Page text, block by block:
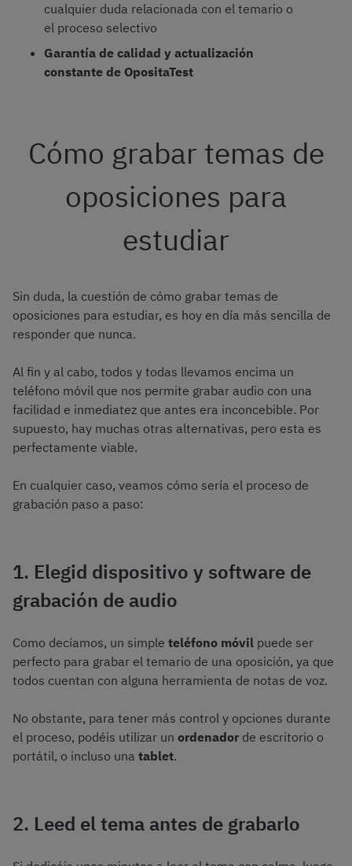
cualquier duda relacionada con el temario o
el proceso selectivo
Garantía de calidad y actualización
constante de OpositaTest
Cómo grabar temas de
oposiciones para
estudiar
Sin duda, la cuestión de cómo grabar temas de
oposiciones para estudiar, es hoy en día más sencilla de
responder que nunca.
Al fin y al cabo, todos y todas llevamos encima un
teléfono móvil que nos permite grabar audio con una
facilidad e inmediatez que antes era inconcebible. Por
supuesto, hay muchas otras alternativas, pero esta es
perfectamente viable.
En cualquier caso, veamos cómo sería el proceso de
grabación paso a paso:
1. Elegid dispositivo y software de
grabación de audio
Como decíamos, un simple teléfono móvil puede ser
perfecto para grabar el temario de una oposición, ya que
todos cuentan con alguna herramienta de notas de voz.
No obstante, para tener más control y opciones durante
el proceso, podéis utilizar un ordenador de escritorio o
portátil, o incluso una tablet.
2. Leed el tema antes de grabarlo